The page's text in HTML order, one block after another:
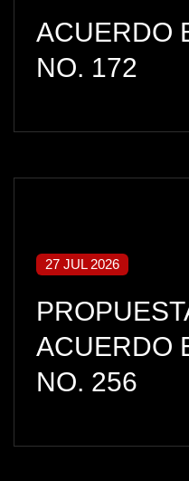
ACUERDO
NO. 172
27 JUL 2026
ACUERDO
NO. 256